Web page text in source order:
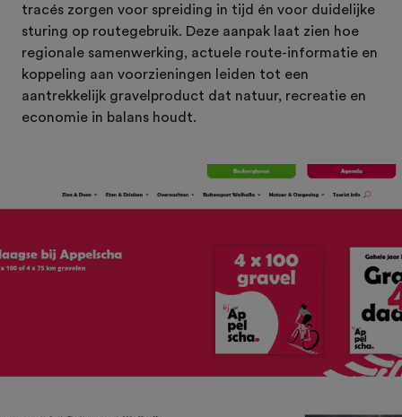
tracés zorgen voor spreiding in tijd én voor duidelijke
sturing op routegebruik. Deze aanpak laat zien hoe
regionale samenwerking, actuele route-informatie en
koppeling aan voorzieningen leiden tot een
aantrekkelijk gravelproduct dat natuur, recreatie en
economie in balans houdt.